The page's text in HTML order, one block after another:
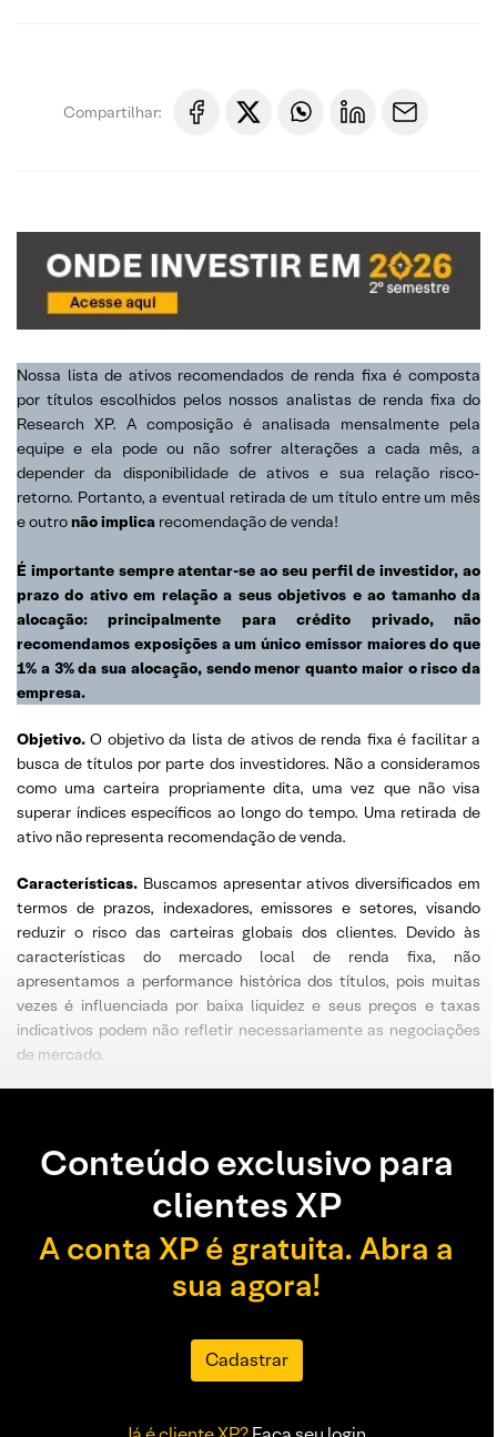
Compartilhar:
Nossa lista de ativos recomendados de renda fixa é composta
por títulos escolhidos pelos nossos analistas de renda fixa do
Research XP. A composição é analisada mensalmente pela
equipe e ela pode ou não sofrer alterações a cada mês, a
depender da disponibilidade de ativos e sua relação risco-
retorno. Portanto, a eventual retirada de um título entre um mês
e outronão implica recomendação de venda!
É importante sempre atentar-se ao seu perfil de investidor, ao
prazo do ativo em relação a seus objetivos e ao tamanho da
alocação: principalmente para crédito privado, não
recomendamos exposições a um único emissor maiores do que
1% a 3% da sua alocação, sendo menor quanto maior o risco da
empresa.
Objetivo.O objetivo da lista de ativos de renda fixa é facilitar a
busca de títulos por parte dos investidores. Não a consideramos
como uma carteira propriamente dita, uma vez que não visa
superar índices específicos ao longo do tempo. Uma retirada de
ativo não representa recomendação de venda.
Características. Buscamos apresentar ativos diversificados em
termos de prazos, indexadores, emissores e setores, visando
reduzir o risco das carteiras globais dos clientes. Devido às
características do mercado local de renda fixa, não
apresentamos a performance histórica dos títulos, pois muitas
vezes é influenciada por baixa liquidez e seus preços e taxas
indicativos podem não refletir necessariamente as negociações
de mercado.
Conteúdo exclusivo para
clientes XP
A conta XP é gratuita. Abra a
sua agora!
Cadastrar